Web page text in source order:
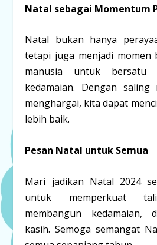
Natal sebagai Momentum
Natal bukan hanya
tetapi juga menjadi momen
manusia untuk bersatu
kedamaian. Dengan saling
menghargai, kita dapat
lebih baik.
Pesan Natal untuk Semua
Mari jadikan Natal 2024
untuk memperkuat tali
membangun kedamaian,
kasih. Semoga semangat